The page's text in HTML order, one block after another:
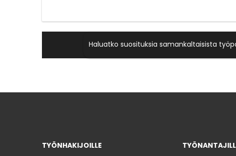
Haluatko suosituksia samankaltaisista
TYÖNHAKIJOILLE